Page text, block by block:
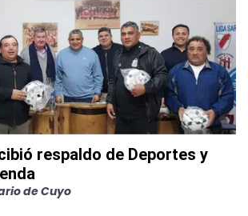
respaldo de Deportes y
de Cuyo